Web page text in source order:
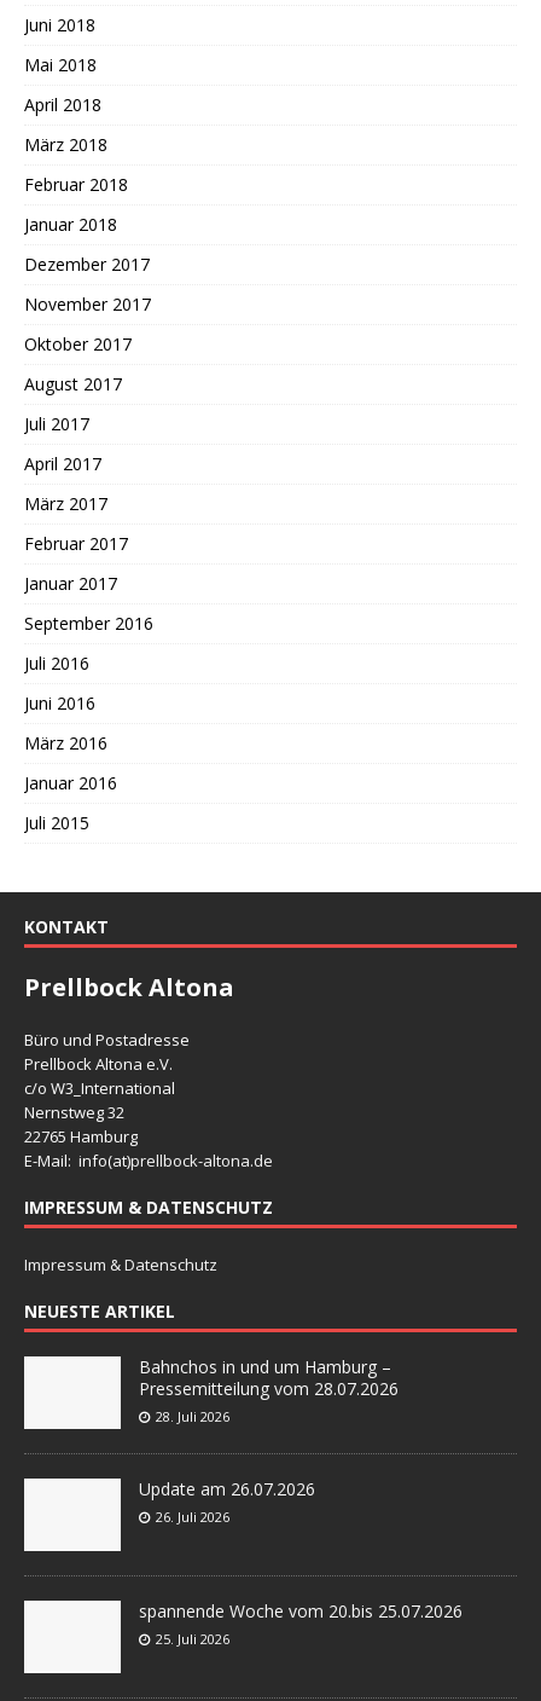
Juni 2018
Mai 2018
April 2018
März 2018
Februar 2018
Januar 2018
Dezember 2017
November 2017
Oktober 2017
August 2017
Juli 2017
April 2017
März 2017
Februar 2017
Januar 2017
September 2016
Juli 2016
Juni 2016
März 2016
Januar 2016
Juli 2015
KONTAKT
Prellbock Altona
Büro und Postadresse
Prellbock Altona e.V.
c/o W3_International
Nernstweg 32
22765 Hamburg
E-Mail: info(at)prellbock-altona.de
IMPRESSUM & DATENSCHUTZ
Impressum & Datenschutz
NEUESTE ARTIKEL
Bahnchos in und um Hamburg –
Pressemitteilung vom 28.07.2026
28. Juli 2026
Update am 26.07.2026
26. Juli 2026
spannende Woche vom 20.bis 25.07.2026
25. Juli 2026